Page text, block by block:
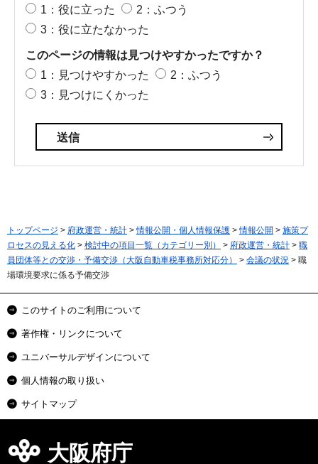
1：役に立った
2：ふつう
3：役に立たなかった
このページの情報は見つけやすかったですか？
1：見つけやすかった
2：ふつう
3：見つけにくかった
トップページ > 府政運営・統計 >情報公開・個人情報保護 >情報公開 > 施策プ
ロセスの見える化 > 検討中の項目一覧（カテゴリー別） > 府政運営・統計 > 職
員団体等との交渉・予備交渉（大阪自動車税事務所対応分）
> 会議の状況 > 職
場環境要求に係る予備交渉
このサイトのご利用について
著作権・リンクについて
ユニバーサルデザインについて
個人情報の取り扱い
サイトマップ
大阪府庁